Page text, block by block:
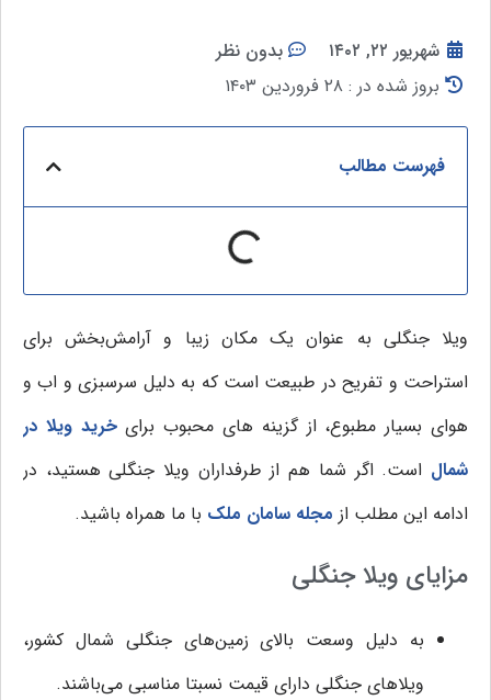
شهریور ۲۲, ۱۴۰۲
بدون نظر
بروز شده در : ۲۸ فروردین ۱۴۰۳
فهرست مطالب
ویلا جنگلی به عنوان یک مکان زیبا و آرامش‌بخش برای
استراحت و تفریح در طبیعت است که به دلیل سرسبزی و اب و
هوای بسیار مطبوع، از گزینه های محبوب برایخرید ویلا در
شمال است. اگر شما هم از طرفداران ویلا جنگلی هستید، در
ادامه این مطلب از مجله سامان ملک با ما همراه باشید.
مزایای ویلا جنگلی
به دلیل وسعت بالای زمین‌های جنگلی شمال کشور،
ویلاهای جنگلی دارای قیمت نسبتا مناسبی می‌باشند.